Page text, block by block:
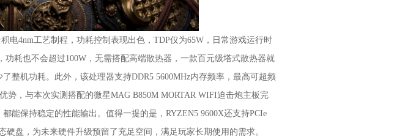
4nm工艺制程，功耗控制表现出色，TDP仅为65W，日常游戏运行时
功耗也不会超过100W，无需搭配高端散热器，一款百元级塔式散热器就
整机功耗。此外，该处理器支持DDR5 5600MHz内存频率，最高可超频
势，与本次实测搭配的微星MAG B850M MORTAR WIFI迫击炮主板完
能保持稳定的性能输出。值得一提的是，RYZEN5 9600X还支持PCIe
硬盘，为未来硬件升级预留了充足空间，满足玩家长期使用的需求。